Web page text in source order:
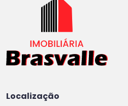
Localização